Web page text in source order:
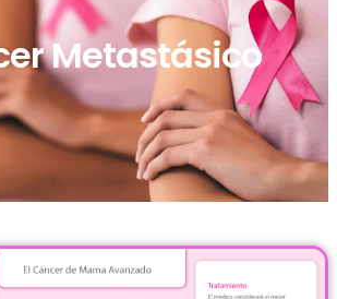
Metastásico